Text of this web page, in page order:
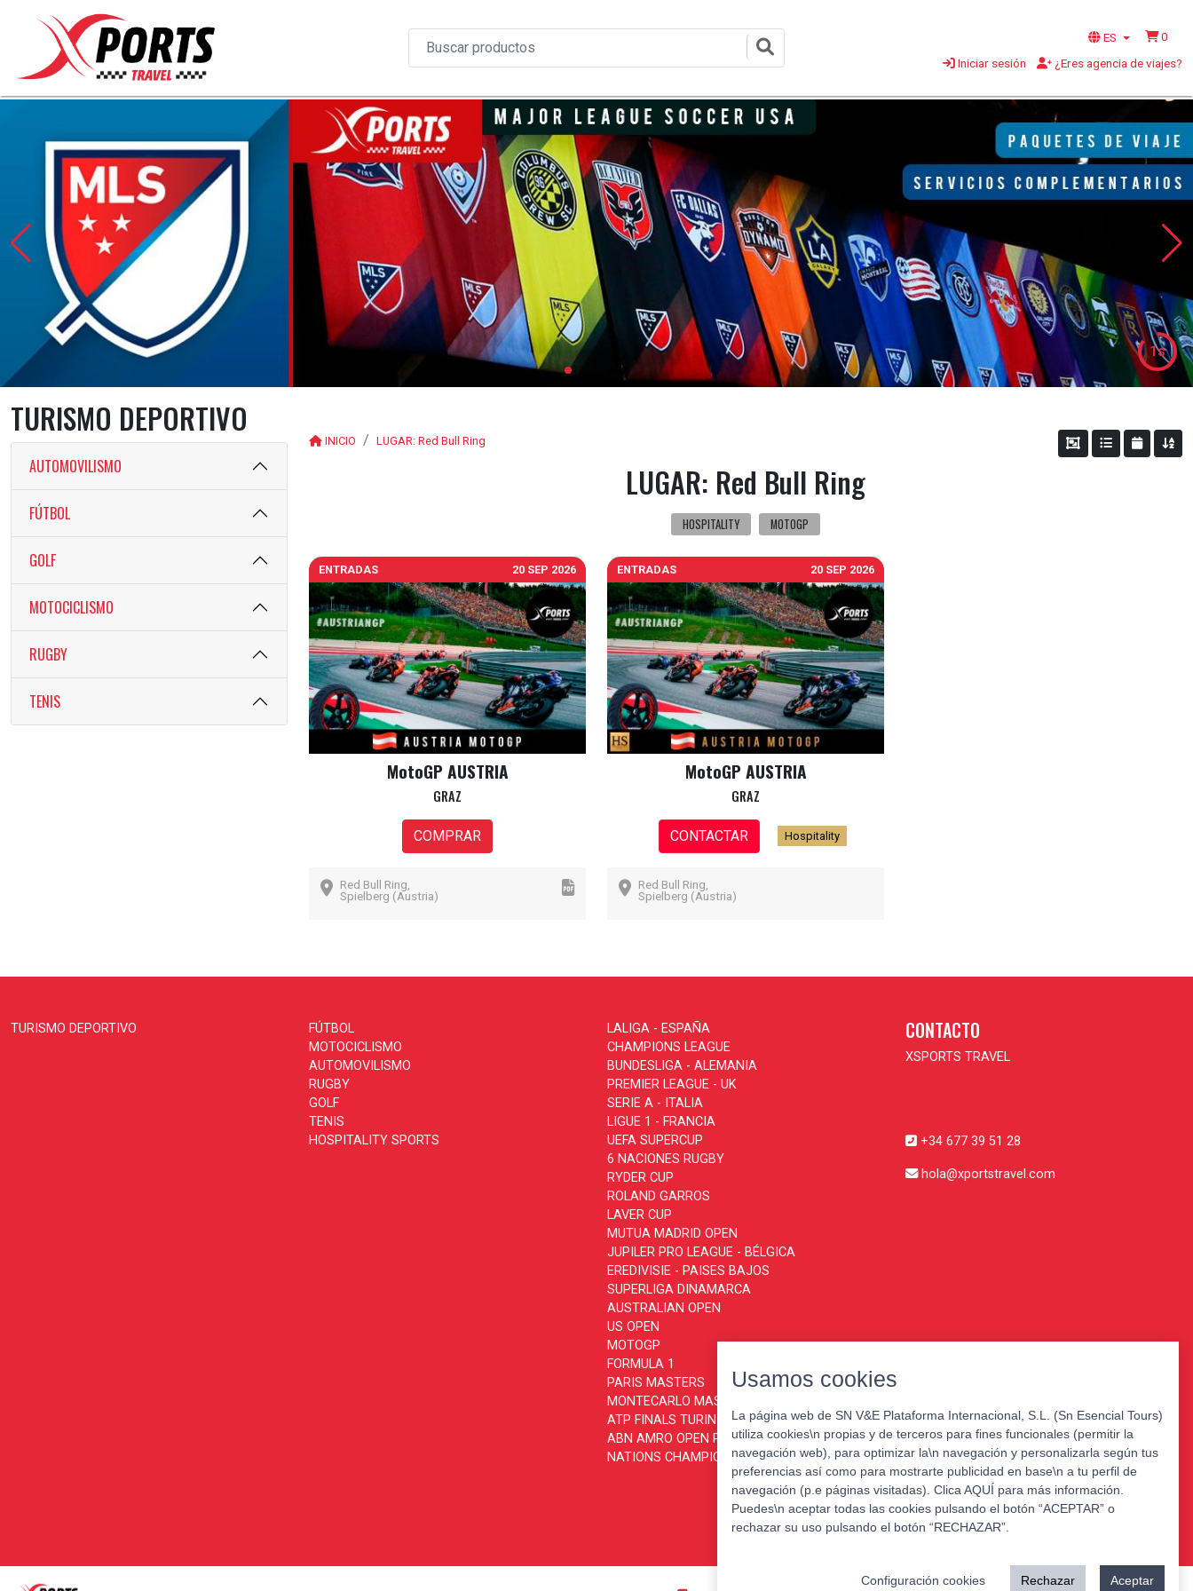
ES
0
Iniciar sesión
¿Eres agencia de viajes?
1s
TURISMO DEPORTIVO
AUTOMOVILISMO
FÚTBOL
GOLF
MOTOCICLISMO
RUGBY
TENIS
INICIO LUGAR: Red Bull Ring
LUGAR: Red Bull Ring
HOSPITALITY MOTOGP
ENTRADAS 20 SEP 2026
MotoGP AUSTRIA
GRAZ
COMPRAR
Red Bull Ring,
Spielberg (Austria)
ENTRADAS 20 SEP 2026
MotoGP AUSTRIA
GRAZ
CONTACTAR Hospitality
Red Bull Ring,
Spielberg (Austria)
TURISMO DEPORTIVO
FÚTBOL
MOTOCICLISMO
AUTOMOVILISMO
RUGBY
GOLF
TENIS
HOSPITALITY SPORTS
LALIGA - ESPAÑA
CHAMPIONS LEAGUE
BUNDESLIGA - ALEMANIA
PREMIER LEAGUE - UK
SERIE A - ITALIA
LIGUE 1 - FRANCIA
UEFA SUPERCUP
6 NACIONES RUGBY
RYDER CUP
ROLAND GARROS
LAVER CUP
MUTUA MADRID OPEN
JUPILER PRO LEAGUE - BÉLGICA
EREDIVISIE - PAISES BAJOS
SUPERLIGA DINAMARCA
AUSTRALIAN OPEN
US OPEN
MOTOGP
FORMULA 1
PARIS MASTERS
MONTECARLO MASTERS
ATP FINALS TURIN
ABN AMRO OPEN ROTTERDAM
NATIONS CHAMPIONSHIP
CONTACTO
XSPORTS TRAVEL
+34 677 39 51 28
hola@xportstravel.com
Usamos cookies
La página web de SN V&E Plataforma Internacional, S.L. (Sn Esencial Tours)
utiliza cookies\n propias y de terceros para fines funcionales (permitir la
navegación web), para optimizar la\n navegación y personalizarla según tus
preferencias así como para mostrarte publicidad en base\n a tu perfil de
navegación (p.e páginas visitadas). Clica AQUÍ para más información.
Puedes\n aceptar todas las cookies pulsando el botón “ACEPTAR” o
rechazar su uso pulsando el botón “RECHAZAR”.
Configuración cookies Rechazar Aceptar